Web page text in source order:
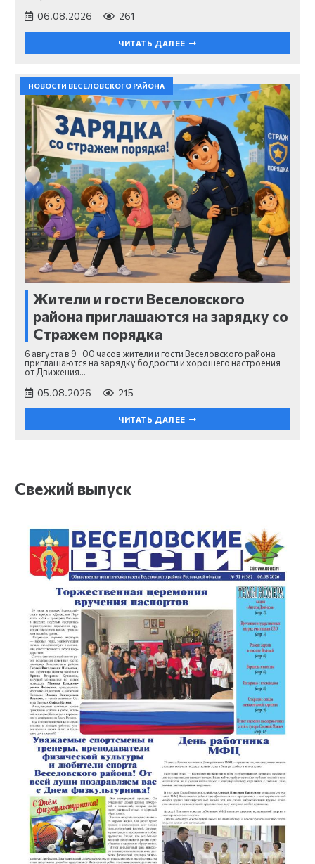
06.08.2026 261
ЧИТАТЬ ДАЛЕЕ
НОВОСТИ ВЕСЕЛОВСКОГО РАЙОНА
Жители и гости Веселовского
района приглашаются на зарядку со
Стражем порядка
6 августа в 9- 00 часов жители и гости Веселовского района
приглашаются на зарядку бодрости и хорошего настроения
от Движения…
05.08.2026 215
ЧИТАТЬ ДАЛЕЕ
Свежий выпуск